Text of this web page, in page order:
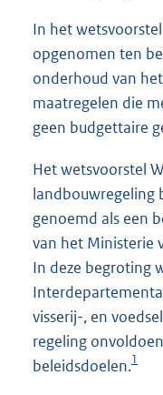
In het
opgenomen ten
onderhoud van
maatregelen die
geen budgettaire
Het wetsvoorstel
landbouwregeling
genoemd als een
van het Ministerie
In deze begroting
visserij-, en
regeling
beleidsdoelen.1